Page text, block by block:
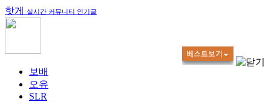
핫게 실시간 커뮤니티 인기글
보배
오유
SLR